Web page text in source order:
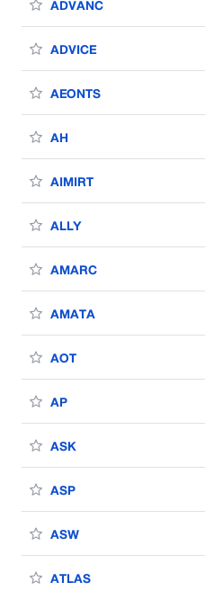
ADVANC
ADVICE
AEONTS
AH
AIMIRT
ALLY
AMARC
AMATA
AOT
AP
ASK
ASP
ASW
ATLAS